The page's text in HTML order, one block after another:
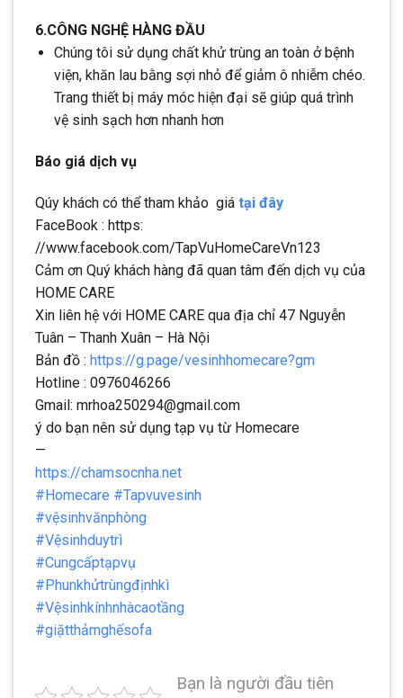
6.CÔNG NGHỆ HÀNG ĐẦU
Chúng tôi sử dụng chất khử trùng an toàn ở bệnh
viện, khăn lau bằng sợi nhỏ để giảm ô nhiễm chéo.
Trang thiết bị máy móc hiện đại sẽ giúp quá trình
vệ sinh sạch hơn nhanh hơn
Báo giá dịch vụ
Qúy khách có thể tham khảo giá tại đây
FaceBook : https:
//www.facebook.com/TapVuHomeCareVn123
Cảm ơn Quý khách hàng đã quan tâm đến dịch vụ của
HOME CARE
Xin liên hệ với HOME CARE qua địa chỉ 47 Nguyễn
Tuân – Thanh Xuân – Hà Nội
Bản đồ : https://g.page/vesinhhomecare?gm
Hotline : 0976046266
Gmail: mrhoa250294@gmail.com
ý do bạn nên sử dụng tạp vụ từ Homecare
—
https://chamsocnha.net
#Homecare #Tapvuvesinh
#vệsinhvănphòng
#Vệsinhduytrì
#Cungcấptạpvụ
#Phunkhửtrùngđịnhkì
#Vệsinhkínhnhàcaotầng
#giặtthảmghếsofa
Bạn là người đầu tiên